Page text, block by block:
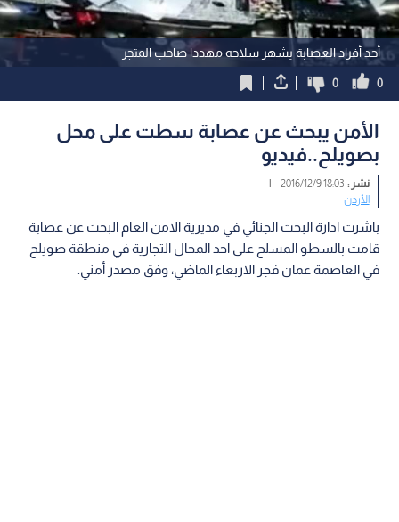
أحد أفراد العصابة يشهر سلاحه مهددا صاحب المتجر
0
0
الأمن يبحث عن عصابة سطت على محل
بصويلح..فيديو
نشر :18:03 2016/12/9
|
الأردن
باشرت ادارة البحث الجنائي في مديرية الامن العام البحث عن عصابة
قامت بالسطو المسلح على احد المحال التجارية في منطقة صويلح
في العاصمة عمان فجر الاربعاء الماضي، وفق مصدر أمني.